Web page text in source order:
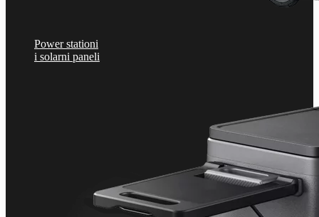
Power stationi
i solarni paneli